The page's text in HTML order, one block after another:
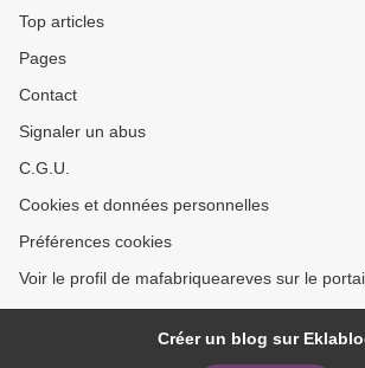
Top articles
Pages
Contact
Signaler un abus
C.G.U.
Cookies et données personnelles
Préférences cookies
Voir le profil de mafabriqueareves sur le
Créer un blog sur